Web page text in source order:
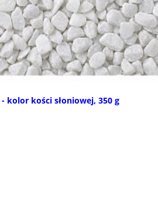
kolor kości słoniowej, 350 g